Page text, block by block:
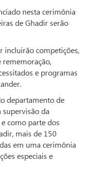
nesta cerimônia
de Ghadir serão
incluirão competições,
rememoração,
e programas
departamento de
supervisão da
como parte dos
mais de 150
em uma cerimônia
especiais e